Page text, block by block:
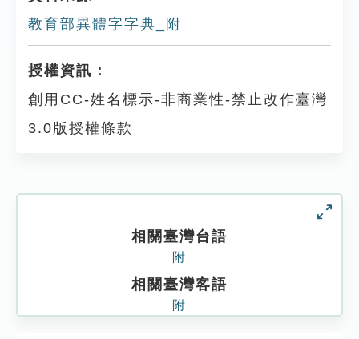
教育部異體字字典_附
授權資訊：
創用CC-姓名標示-非商業性-禁止改作臺灣
3.0版授權條款
相關臺灣台語
附
相關臺灣客語
附